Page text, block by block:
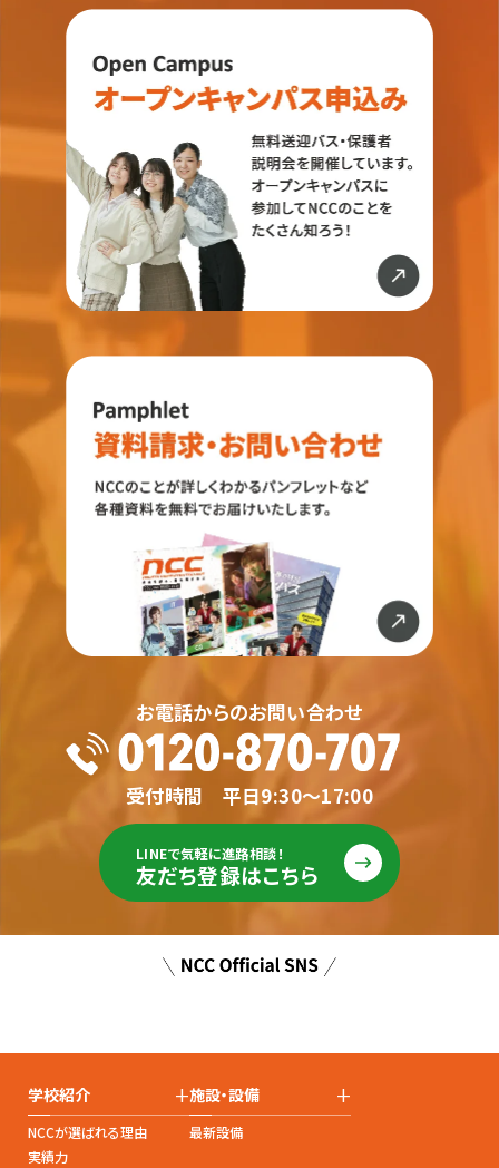
お電話からのお問い合わせ
受付時間 平日9:30〜17:00
LINEで気軽に進路相談！
友だち登録はこちら
学校紹介 +
NCCが選ばれる理由
実績力
施設・設備 +
最新設備